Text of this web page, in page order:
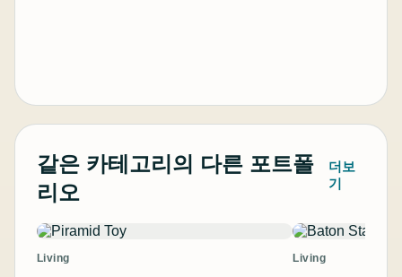
같은 카테고리의 다른 포트폴
리오
더보
기
Living Living